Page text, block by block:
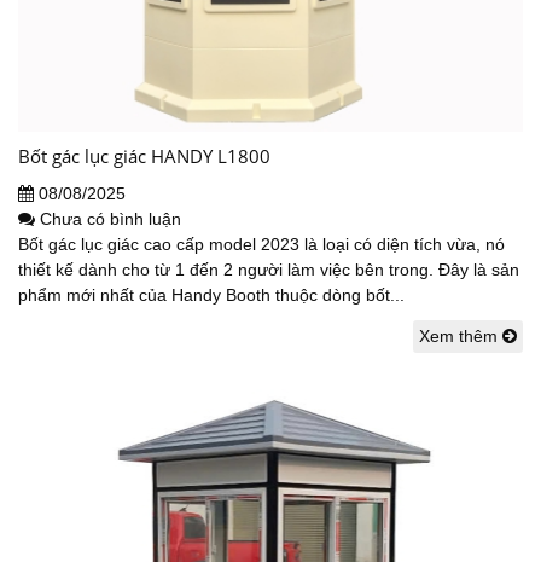
Bốt gác lục giác HANDY L1800
08/08/2025
Chưa có bình luận
Bốt gác lục giác cao cấp model 2023 là loại có diện tích vừa, nó
thiết kế dành cho từ 1 đến 2 người làm việc bên trong. Đây là sản
phẩm mới nhất của Handy Booth thuộc dòng bốt...
Xem thêm